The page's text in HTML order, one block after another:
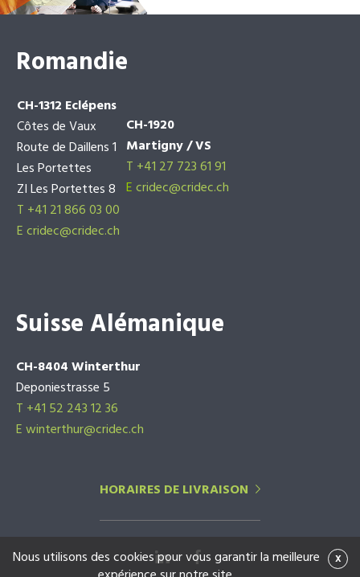
Romandie
CH-1312 Eclépens
Côtes de Vaux
Route de Daillens 1
Les Portettes
ZI Les Portettes 8
T +41 21 866 03 00
Ecridec@cridec.ch
CH-1920
Martigny / VS
T +41 27 723 61 91
Ecridec@cridec.ch
Suisse Alémanique
CH-8404 Winterthur
Deponiestrasse 5
T +41 52 243 12 36
E winterthur@cridec.ch
HORAIRES DE LIVRAISON
x
Nous utilisons des cookies pour vous garantir la meilleure